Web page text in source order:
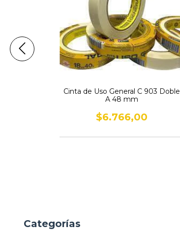
Cinta de Uso General C 903 Doble
A 48 mm
$6.766,00
Categorías